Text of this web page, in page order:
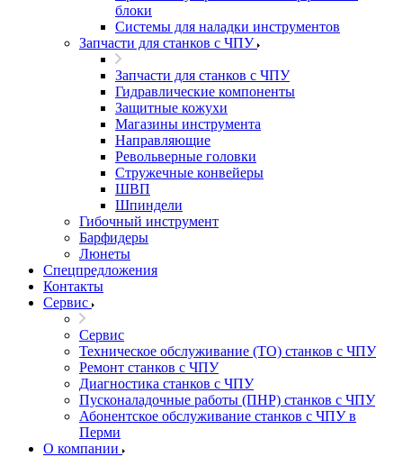
блоки
Системы для наладки инструментов
Запчасти для станков с ЧПУ
Запчасти для станков с ЧПУ
Гидравлические компоненты
Защитные кожухи
Магазины инструмента
Направляющие
Револьверные головки
Стружечные конвейеры
ШВП
Шпиндели
Гибочный инструмент
Барфидеры
Люнеты
Спецпредложения
Контакты
Сервис
Сервис
Техническое обслуживание (ТО) станков с ЧПУ
Ремонт станков с ЧПУ
Диагностика станков с ЧПУ
Пусконаладочные работы (ПНР) станков с ЧПУ
Абонентское обслуживание станков с ЧПУ в
Перми
О компании